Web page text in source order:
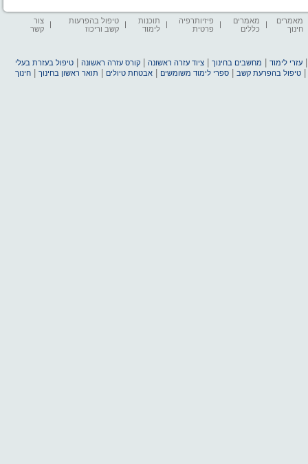
מאמרים
חינוך
מאמרים
כללים
פיזיותרפיה
פרטית
תוכנות
לימוד
טיפול בהפרעות
קשב וריכוז
צור
קשר
עזרי לימוד מחשבים בחינוך |ציוד עזרה ראשונה |קורס עזרה ראשונה |טיפול בעזרת בעלי
|טיפול בהפרעת קשב |ספרי לימוד משומשים |אבטחת טיולים תואר ראשון בחינוך |חינוך